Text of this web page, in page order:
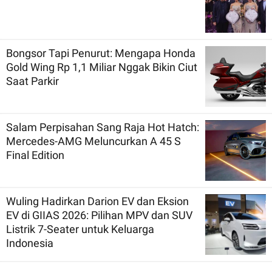
Bongsor Tapi Penurut: Mengapa Honda
Gold Wing Rp 1,1 Miliar Nggak Bikin Ciut
Saat Parkir
Salam Perpisahan Sang Raja Hot Hatch:
Mercedes-AMG Meluncurkan A 45 S
Final Edition
Wuling Hadirkan Darion EV dan Eksion
EV di GIIAS 2026: Pilihan MPV dan SUV
Listrik 7-Seater untuk Keluarga
Indonesia